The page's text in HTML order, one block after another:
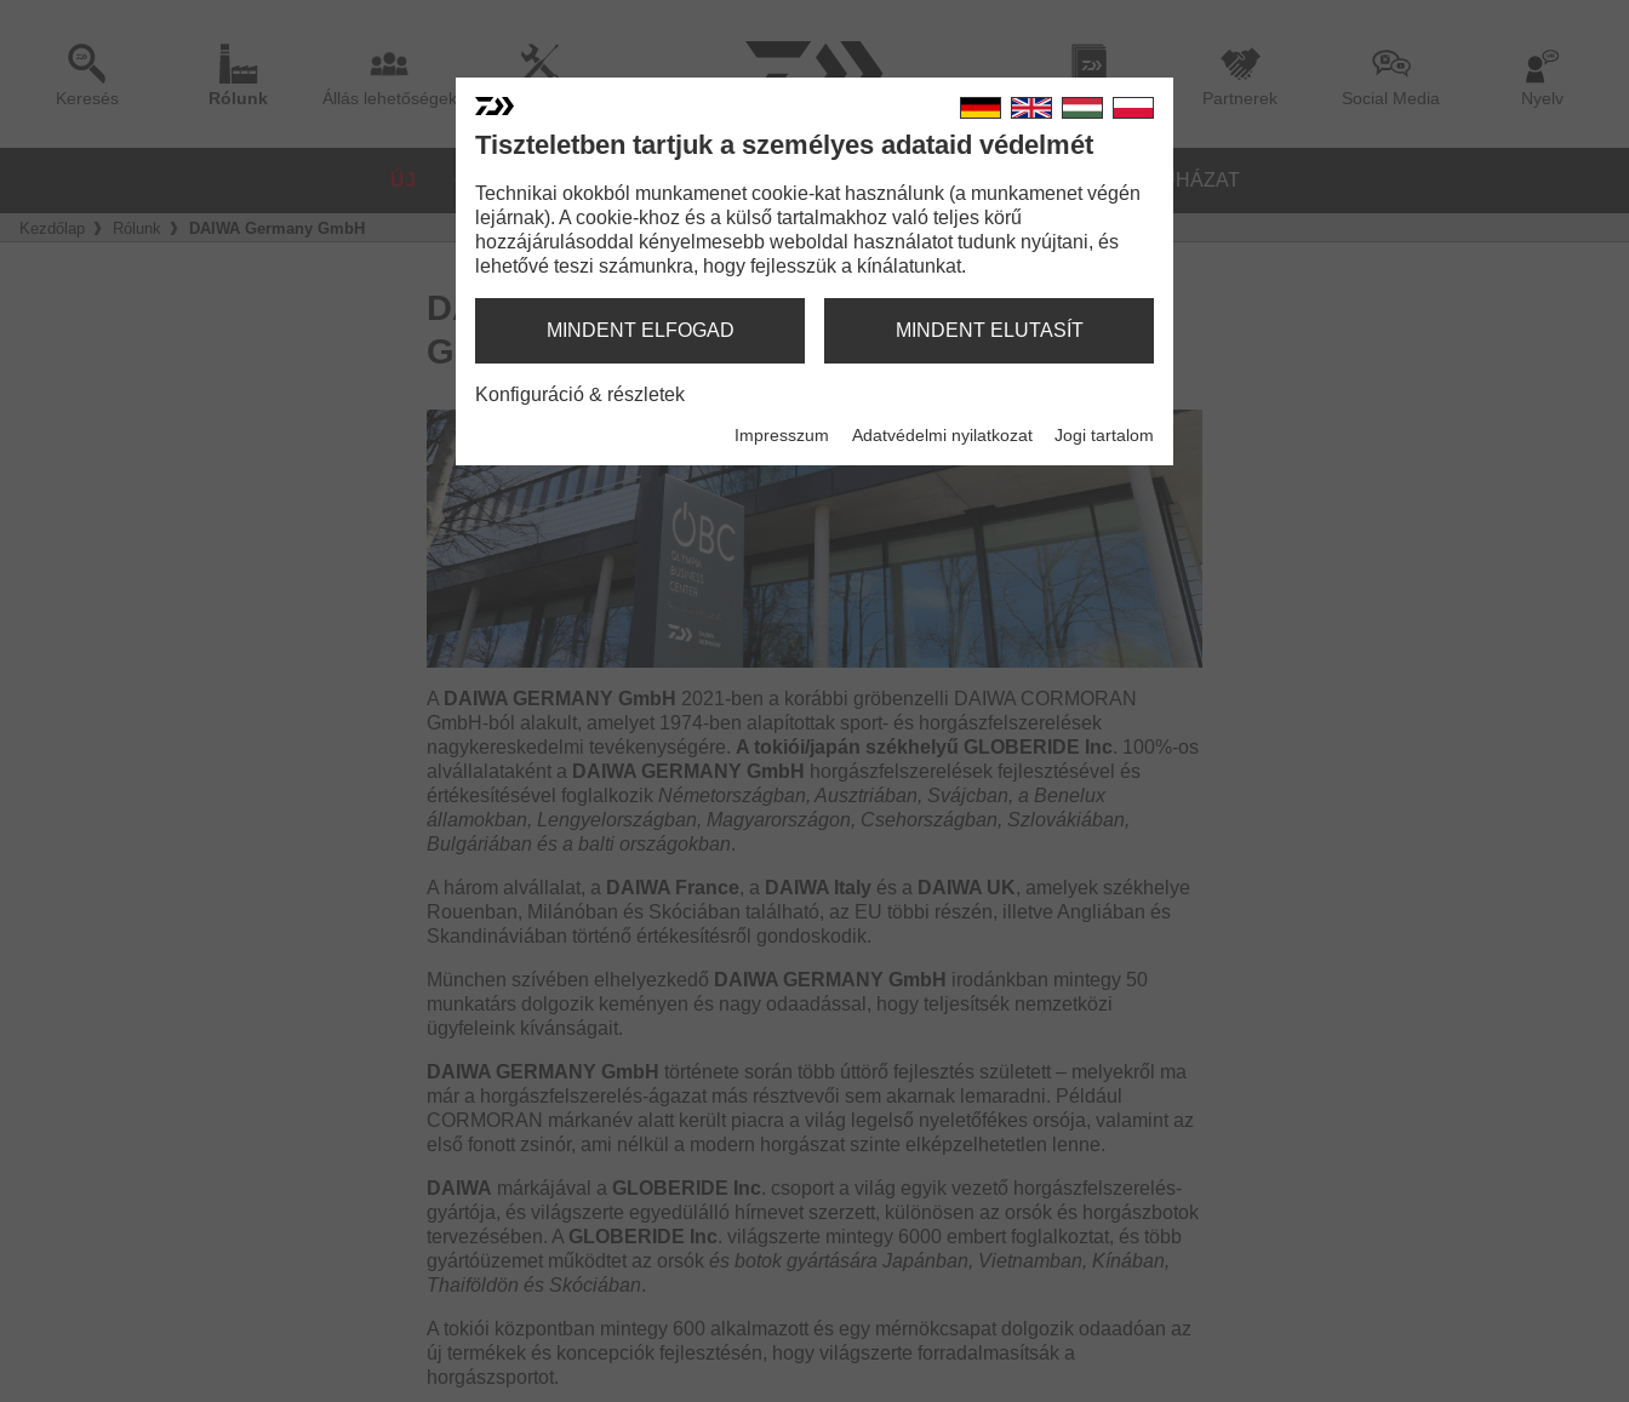
Keresés Rólunk Állás lehetőségek Katalógus Partnerek Social Media Nyelv
ÚJ BOTOK APRÓCIKKEK KIEGÉSZÍTŐK RUHÁZAT
Kezdőlap Rólunk DAIWA Germany GmbH
DAIWA GERMANY GMBH, A JAPÁN
GLOBERIDE INC. LEÁNYVÁLLALATA
A DAIWA GERMANY GmbH 2021-ben a korábbi gröbenzelli DAIWA CORMORAN
GmbH-ból alakult, amelyet 1974-ben alapítottak sport- és horgászfelszerelések
nagykereskedelmi tevékenységére. A tokiói/japán székhelyű GLOBERIDE Inc. 100%-os
alvállalataként a DAIWA GERMANY GmbH
horgászfelszerelések fejlesztésével és
értékesítésével foglalkozik Németországban, Ausztriában, Svájcban, a Benelux
államokban, Lengyelországban, Magyarországon, Csehországban, Szlovákiában,
Bulgáriában és a balti országokban.
A három alvállalat, a DAIWA France, a DAIWA Italy és a DAIWA UK , amelyek székhelye
Rouenban, Milánóban és Skóciában található, az EU többi részén, illetve Angliában és
Skandináviában történő értékesítésről gondoskodik.
München szívében elhelyezkedő DAIWA GERMANY GmbH irodánkban mintegy 50
munkatárs dolgozik keményen és nagy odaadással, hogy teljesítsék nemzetközi
ügyfeleink kívánságait.
DAIWA GERMANY GmbH története során több úttörő fejlesztés született – melyekről ma
már a horgászfelszerelés-ágazat más résztvevői sem akarnak lemaradni. Például
CORMORAN márkanév alatt került piacra a világ legelső nyeletőfékes orsója, valamint az
első fonott zsinór, ami nélkül a modern horgászat szinte elképzelhetetlen lenne.
DAIWA márkájával a GLOBERIDE Inc. csoport a világ egyik vezető horgászfelszerelés-
gyártója, és világszerte egyedülálló hírnevet szerzett, különösen az orsók és horgászbotok
tervezésében. A GLOBERIDE Inc. világszerte mintegy 6000 embert foglalkoztat, és több
gyártóüzemet működtet az orsók és botok gyártására Japánban, Vietnamban, Kínában,
Thaiföldön és Skóciában.
A tokiói központban mintegy 600 alkalmazott és egy mérnökcsapat dolgozik odaadóan az
új termékek és koncepciók fejlesztésén, hogy világszerte forradalmasítsák a
horgászsportot.
Tiszteletben tartjuk a személyes adataid védelmét
Technikai okokból munkamenet cookie-kat használunk (a munkamenet végén
lejárnak). A cookie-khoz és a külső tartalmakhoz való teljes körű
hozzájárulásoddal kényelmesebb weboldal használatot tudunk nyújtani, és
lehetővé teszi számunkra, hogy fejlesszük a kínálatunkat.
MINDENT ELFOGAD MINDENT ELUTASÍT
Konfiguráció & részletek
Impresszum Adatvédelmi nyilatkozat Jogi tartalom